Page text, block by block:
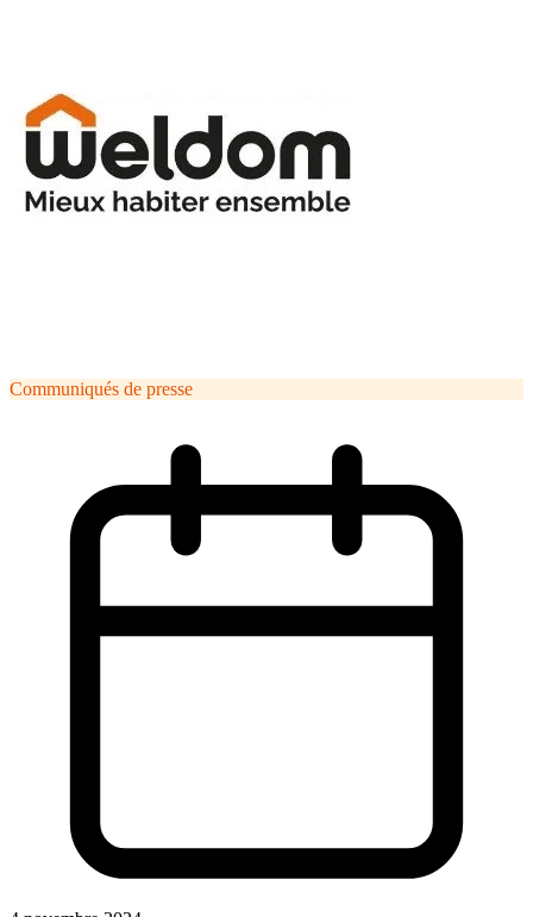
Communiqués de presse